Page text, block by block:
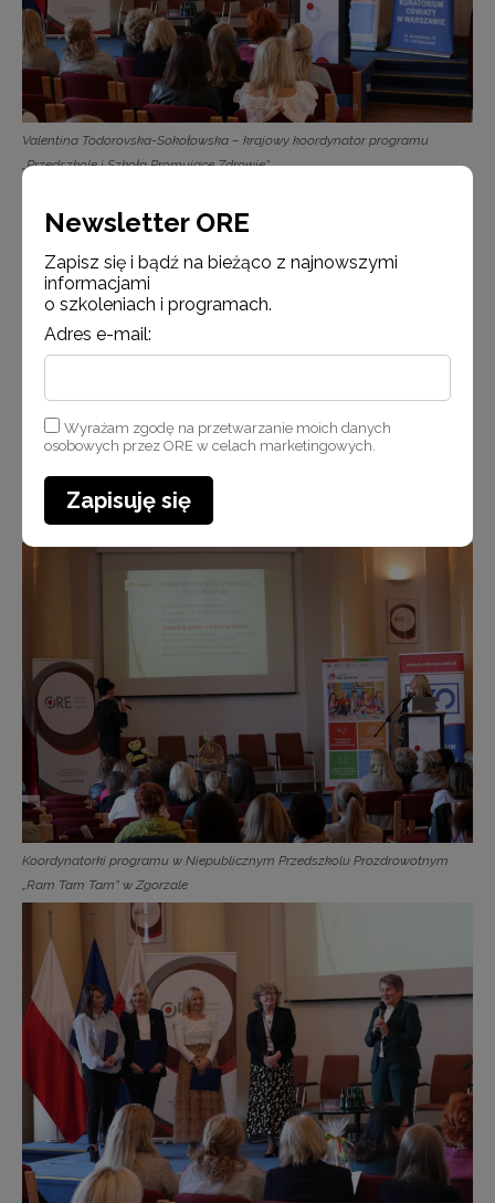
Valentina Todorovska-Sokołowska – krajowy koordynator programu
„Przedszkole i Szkoła Promujące Zdrowie”
Koordynatorki programu w Zespole Szkół Specjalnych w Pęcherach
Łbiskach
Koordynatorki programu w Niepublicznym Przedszkolu Prozdrowotnym
„Ram Tam Tam” w Zgorzale
Newsletter ORE
Zapisz się i bądź na bieżąco z najnowszymi
informacjami
o szkoleniach i programach.
Adres e-mail:
Wyrażam zgodę na przetwarzanie moich danych
osobowych przez ORE w celach marketingowych.
Zapisuję się